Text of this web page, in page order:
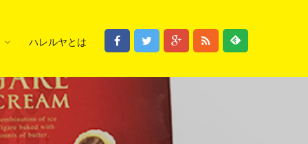
ハレルヤとは